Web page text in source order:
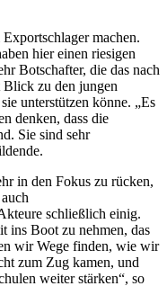
machen.
hier einen riesigen
Botschafter, die das nach
Blick zu den jungen
unterstützen könne. „Es
denken, dass die
Sie sind sehr
in den Fokus zu rücken,
schließlich einig.
ins Boot zu nehmen, das
wir Wege finden, wie wir
zum Zug kamen, und
weiter stärken“, so